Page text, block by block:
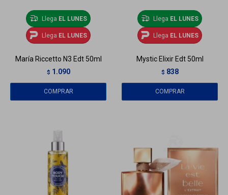
Llega EL LUNES
Llega EL LUNES
María Riccetto N3 Edt 50ml
$ 1.090
Llega EL LUNES
Llega EL LUNES
Mystic Elixir Edt 50ml
$ 838